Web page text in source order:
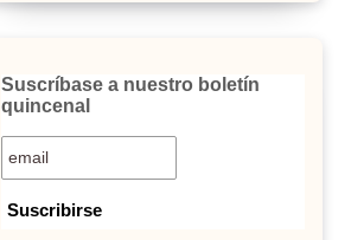
Suscríbase a nuestro boletín
quincenal